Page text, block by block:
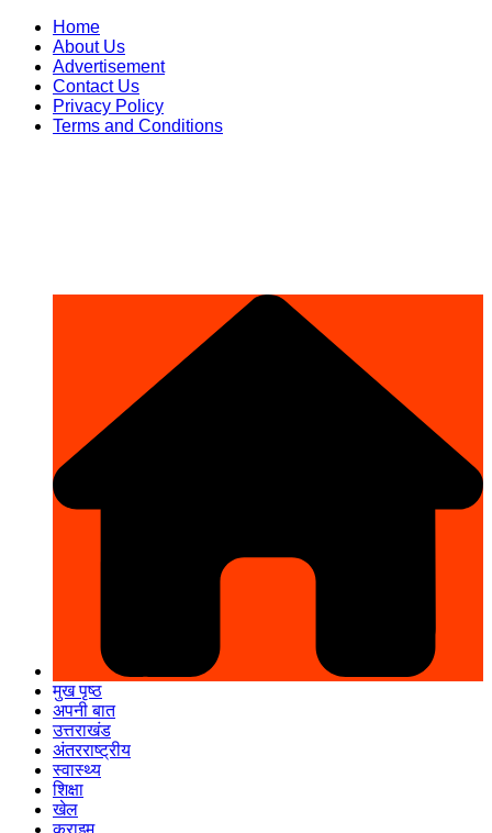
Skip
content
Home
About Us
Advertisement
Contact Us
Privacy Policy
Terms and Conditions
मुख पृष्ठ
अपनी बात
उत्तराखंड
अंतरराष्ट्रीय
स्वास्थ्य
शिक्षा
खेल